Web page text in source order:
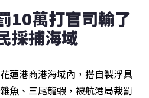
10萬打官司輸了
採捕海域
蓮港商港海域內，搭自製浮具
魚、三尾龍蝦，被航港局裁罰